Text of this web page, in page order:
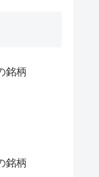
銘柄
銘柄